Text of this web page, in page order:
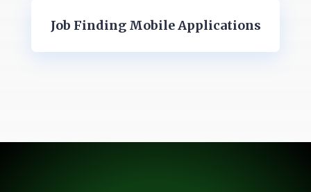
Job Finding Mobile Applications